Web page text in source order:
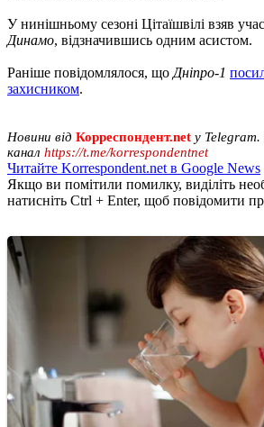
У нинішньому сезоні Цітаїшвілі взяв
Динамо, відзначившись одним асистом.
Раніше повідомлялося, що Дніпро-1
захисником.
Новини від Корреспондент.net у
канал https://t.me/korrespondentnet
Читайте Korrespondent.net в Google News
Якщо ви помітили помилку, виділіть
натисніть Ctrl + Enter, щоб повідомити